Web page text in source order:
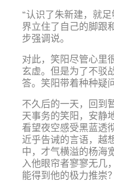
“认识了朱新建，就
界立住了自己的脚跟
步强调说。
对此，笑阳尽管心里
玄虚。但是为了不驳
答。笑阳带着种种疑
不久后的一天，回到
天事务的笑阳，安静
看望夜空感受黑蓝透
近乎告诫的言语，越
中，才气横溢的杨海
入他眼帘者寥寥无几
能得到他的极力推崇？